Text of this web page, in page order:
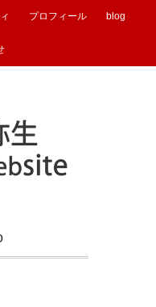
プロフィール blog